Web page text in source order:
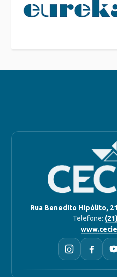
Rua Benedito Hipólito,
Telefone: